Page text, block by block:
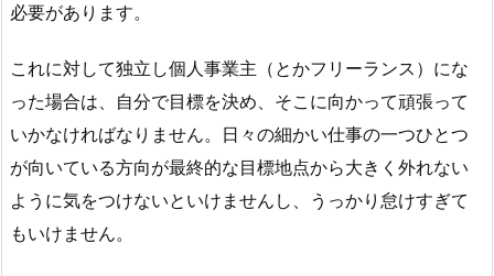
必要があります。
これに対して独立し個人事業主（とかフリーランス）にな
った場合は、自分で目標を決め、そこに向かって頑張って
いかなければなりません。日々の細かい仕事の一つひとつ
が向いている方向が最終的な目標地点から大きく外れない
ように気をつけないといけませんし、うっかり怠けすぎて
もいけません。